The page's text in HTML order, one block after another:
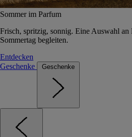
Sommer im Parfum
Frisch, spritzig, sonnig. Eine Auswahl an
Sommertag begleiten.
Entdecken
Geschenke
Geschenke